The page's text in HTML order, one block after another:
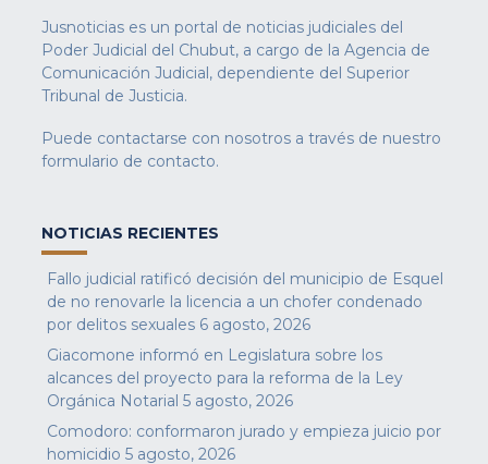
Jusnoticias es un portal de noticias judiciales del
Poder Judicial del Chubut, a cargo de la Agencia de
Comunicación Judicial, dependiente del Superior
Tribunal de Justicia.
Puede contactarse con nosotros a través de nuestro
formulario de contacto.
NOTICIAS RECIENTES
Fallo judicial ratificó decisión del municipio de Esquel
de no renovarle la licencia a un chofer condenado
por delitos sexuales 6 agosto, 2026
Giacomone informó en Legislatura sobre los
alcances del proyecto para la reforma de la Ley
Orgánica Notarial 5 agosto, 2026
Comodoro: conformaron jurado y empieza juicio por
homicidio 5 agosto, 2026